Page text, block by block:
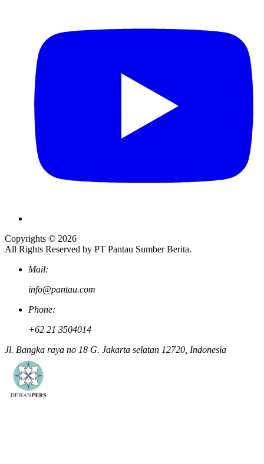
Copyrights © 2026
All Rights Reserved by PT Pantau Sumber Berita.
Mail:
info@pantau.com
Phone:
+62 21 3504014
Jl. Bangka raya no 18 G. Jakarta selatan 12720, Indonesia